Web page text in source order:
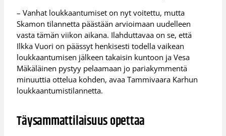
– Vanhat loukkaantumiset on nyt voitettu, mutta
Skamon tilannetta päästään arvioimaan uudelleen
vasta tämän viikon aikana. Ilahduttavaa on se, että
Ilkka Vuori on päässyt henkisesti todella vaikean
loukkaantumisen jälkeen takaisin kuntoon ja Vesa
Mäkäläinen pystyy pelaamaan jo pariakymmentä
minuuttia ottelua kohden, avaa Tammivaara Karhun
loukkaantumistilannetta.
Täysammattilaisuus opettaa